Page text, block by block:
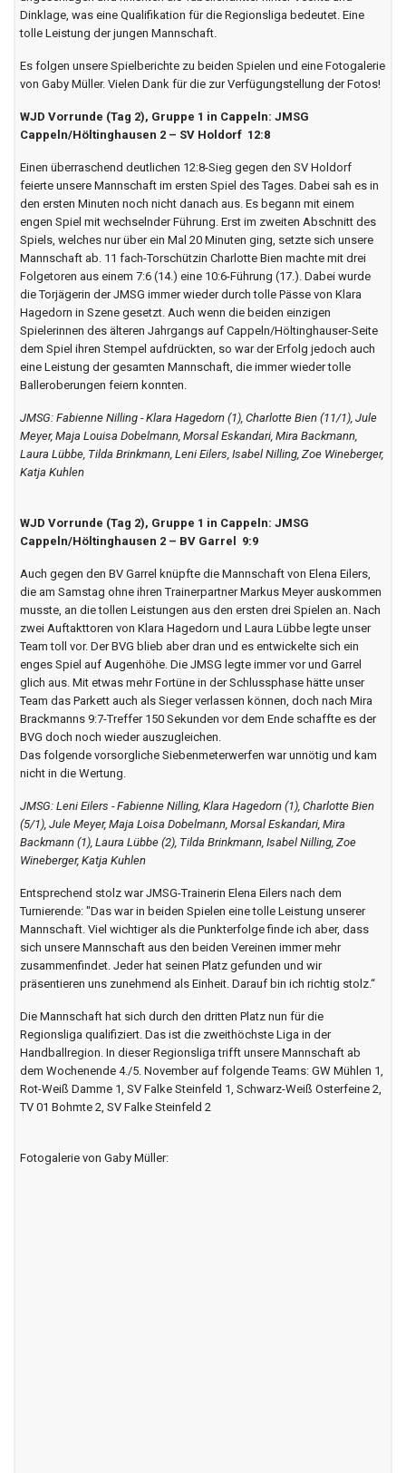
zwei Wochen in Holdorf für die beiden tollen Auftritte nicht belohnt
hatte und ohne Punkte blieb, lief es am vergangenen Samstag bei der
Turnier-Fortsetzung in der heimischen Cappelner Sporthalle viel
besser. Und so blieb die gemeinsame D-Jugend mit dem
Jungjahrgang des SV Höltinghausen gegen Holdorf und Garrel
Dinklage, was eine Qualifikation für die Regionsliga bedeutet. Eine
tolle Leistung der jungen Mannschaft.
Es folgen unsere Spielberichte zu beiden Spielen und eine Fotogalerie
von Gaby Müller. Vielen Dank für die zur Verfügungstellung der Fotos!
WJD Vorrunde (Tag 2), Gruppe 1 in Cappeln: JMSG
Cappeln/Höltinghausen 2 – SV Holdorf 12:8
Einen überraschend deutlichen 12:8-Sieg gegen den SV Holdorf
feierte unsere Mannschaft im ersten Spiel des Tages. Dabei sah es in
den ersten Minuten noch nicht danach aus. Es begann mit einem
engen Spiel mit wechselnder Führung. Erst im zweiten Abschnitt des
Spiels, welches nur über ein Mal 20 Minuten ging, setzte sich unsere
Mannschaft ab. 11 fach-Torschützin Charlotte Bien machte mit drei
Folgetoren aus einem 7:6 (14.) eine 10:6-Führung (17.). Dabei wurde
die Torjägerin der JMSG immer wieder durch tolle Pässe von Klara
Hagedorn in Szene gesetzt. Auch wenn die beiden einzigen
Spielerinnen des älteren Jahrgangs auf Cappeln/Höltinghauser-Seite
dem Spiel ihren Stempel aufdrückten, so war der Erfolg jedoch auch
eine Leistung der gesamten Mannschaft, die immer wieder tolle
JMSG: Fabienne Nilling - Klara Hagedorn (1), Charlotte Bien (11/1), Jule
Meyer, Maja Louisa Dobelmann, Morsal Eskandari, Mira Backmann,
Katja Kuhlen
WJD Vorrunde (Tag 2), Gruppe 1 in Cappeln: JMSG
Cappeln/Höltinghausen 2 – BV Garrel 9:9
Auch gegen den BV Garrel knüpfte die Mannschaft von Elena Eilers,
die am Samstag ohne ihren Trainerpartner Markus Meyer auskommen
musste, an die tollen Leistungen aus den ersten drei Spielen an. Nach
zwei Auftakttoren von Klara Hagedorn und Laura Lübbe legte unser
Team toll vor. Der BVG blieb aber dran und es entwickelte sich ein
enges Spiel auf Augenhöhe. Die JMSG legte immer vor und Garrel
glich aus. Mit etwas mehr Fortüne in der Schlussphase hätte unser
Team das Parkett auch als Sieger verlassen können, doch nach Mira
Brackmanns 9:7-Treffer 150 Sekunden vor dem Ende schaffte es der
BVG doch noch wieder auszugleichen.
Das folgende vorsorgliche Siebenmeterwerfen war unnötig und kam
JMSG: Leni Eilers - Fabienne Nilling, Klara Hagedorn (1), Charlotte Bien
(5/1), Jule Meyer, Maja Loisa Dobelmann, Morsal Eskandari, Mira
Backmann (1), Laura Lübbe (2), Tilda Brinkmann, Isabel Nilling, Zoe
Wineberger, Katja Kuhlen
Entsprechend stolz war JMSG-Trainerin Elena Eilers nach dem
Turnierende: "Das war in beiden Spielen eine tolle Leistung unserer
Mannschaft. Viel wichtiger als die Punkterfolge finde ich aber, dass
sich unsere Mannschaft aus den beiden Vereinen immer mehr
zusammenfindet. Jeder hat seinen Platz gefunden und wir
präsentieren uns zunehmend als Einheit. Darauf bin ich richtig stolz.“
Handballregion. In dieser Regionsliga trifft unsere Mannschaft ab